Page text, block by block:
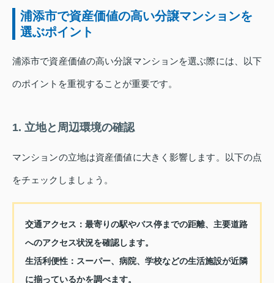
浦添市で資産価値の高い分譲マンションを
選ぶポイント
浦添市で資産価値の高い分譲マンションを選ぶ際には、以下
のポイントを重視することが重要です。
1. 立地と周辺環境の確認
マンションの立地は資産価値に大きく影響します。以下の点
をチェックしましょう。
交通アクセス： 最寄りの駅やバス停までの距離、主要道路
へのアクセス状況を確認します。
生活利便性： スーパー、病院、学校などの生活施設が近隣
に揃っているかを調べます。